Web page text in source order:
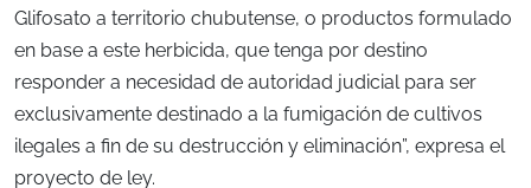
Glifosato a territorio chubutense, o productos formulado
en base a este herbicida, que tenga por destino
responder a necesidad de autoridad judicial para ser
exclusivamente destinado a la fumigación de cultivos
ilegales a fin de su destrucción y eliminación”, expresa el
proyecto de ley.